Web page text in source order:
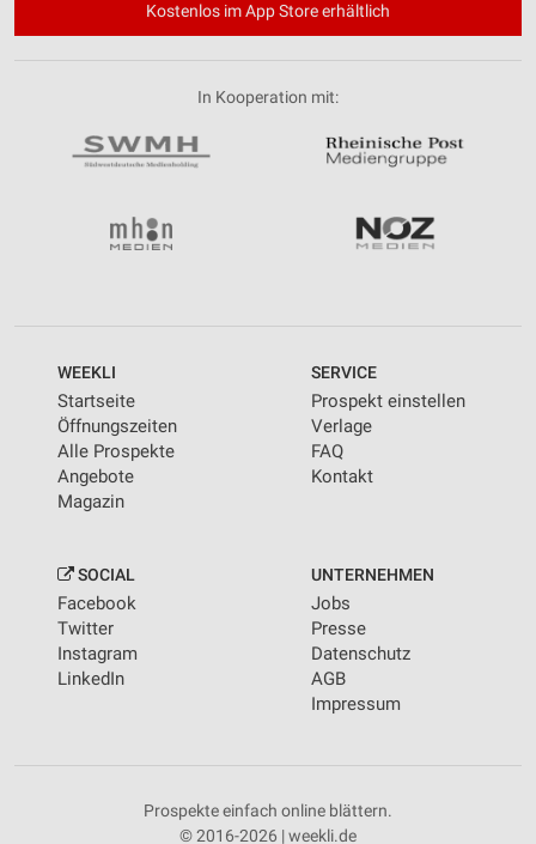
Kostenlos im App Store erhältlich
In Kooperation mit:
WEEKLI
Startseite
Öffnungszeiten
Alle Prospekte
Angebote
Magazin
SERVICE
Prospekt einstellen
Verlage
FAQ
Kontakt
SOCIAL
Facebook
Twitter
Instagram
LinkedIn
UNTERNEHMEN
Jobs
Presse
Datenschutz
AGB
Impressum
Prospekte einfach online blättern.
© 2016-2026 | weekli.de